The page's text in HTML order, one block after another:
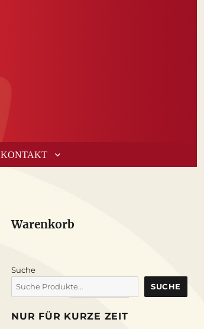
KONTAKT
Warenkorb
Suche
SUCHE
NUR FÜR KURZE ZEIT